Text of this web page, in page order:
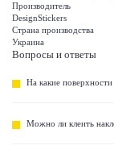
Производитель
DesignStickers
Страна производства
Украина
Вопросы и ответы
На какие
Можно ли клеить